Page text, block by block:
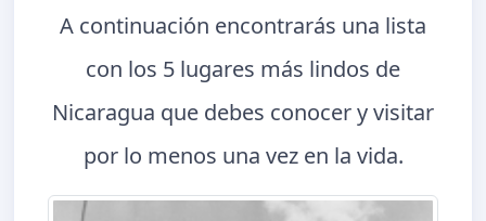
A continuación encontrarás una lista
con los 5 lugares más lindos de
Nicaragua que debes conocer y visitar
por lo menos una vez en la vida.